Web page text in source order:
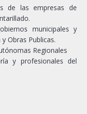
de las empresas de
municipales y
Obras Publicas.
Regionales
y profesionales del